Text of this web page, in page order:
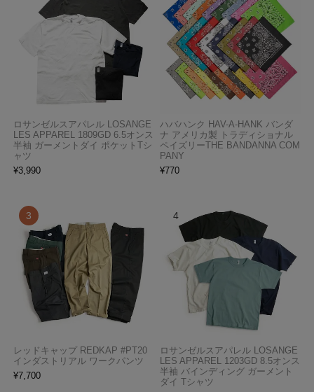
ロサンゼルスアパレル LOSANGE
LES APPAREL 1809GD 6.5オンス
半袖 ガーメントダイ ポケットTシ
ャツ
¥3,990
ハバハンク HAV-A-HANK バンダ
ナ アメリカ製 トラディショナル
ペイズリーTHE BANDANNA COM
PANY
¥770
レッドキャップ REDKAP #PT20
インダストリアル ワークパンツ
¥7,700
ロサンゼルスアパレル LOSANGE
LES APPAREL 1203GD 8.5オンス
半袖 バインディング ガーメント
ダイ Tシャツ